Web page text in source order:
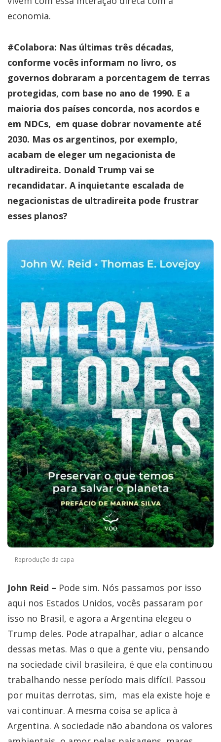
economia.
#Colabora: Nas últimas três décadas,
conforme vocês informam no livro, os
governos dobraram a porcentagem de terras
protegidas, com base no ano de 1990. E a
maioria dos países concorda, nos acordos e
em NDCs, em quase dobrar novamente até
2030. Mas os argentinos, por exemplo,
acabam de eleger um negacionista de
ultradireita. Donald Trump vai se
recandidatar. A inquietante escalada de
negacionistas de ultradireita pode frustrar
esses planos?
Reprodução da capa
John Reid – Pode sim. Nós passamos por isso
aqui nos Estados Unidos, vocês passaram por
isso no Brasil, e agora a Argentina elegeu o
Trump deles. Pode atrapalhar, adiar o alcance
dessas metas. Mas o que a gente viu, pensando
na sociedade civil brasileira, é que ela continuou
trabalhando nesse período mais difícil. Passou
por muitas derrotas, sim, mas ela existe hoje e
vai continuar. A mesma coisa se aplica à
Argentina. A sociedade não abandona os valores